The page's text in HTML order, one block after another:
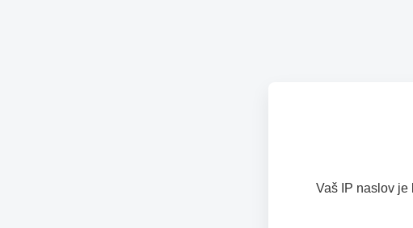
Vaš IP naslov je